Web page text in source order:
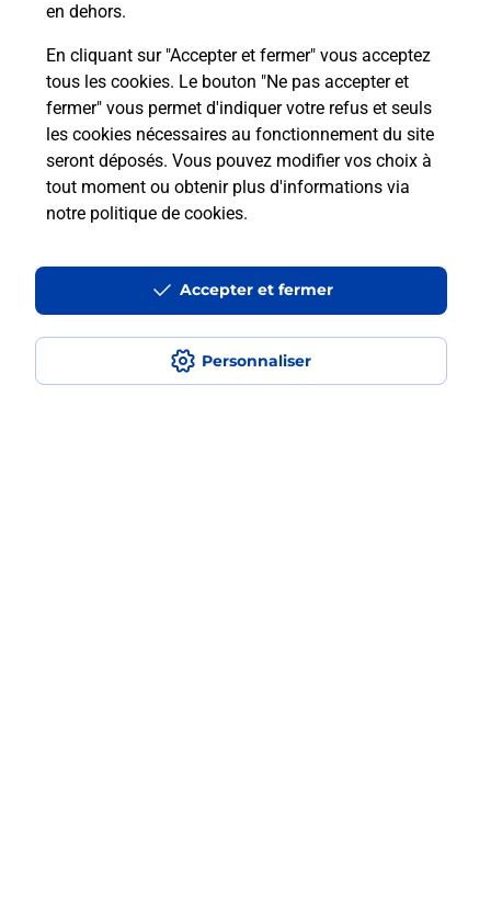
en dehors.
En cliquant sur "Accepter et fermer" vous acceptez
tous les cookies. Le bouton "Ne pas accepter et
fermer" vous permet d'indiquer votre refus et seuls
les cookies nécessaires au fonctionnement du site
seront déposés. Vous pouvez modifier vos choix à
tout moment ou obtenir plus d'informations via
notre politique de cookies.
Personnaliser
Accepter et fermer
Quel réseau utilise La Poste Mobile ?
Est-ce que je peux garder mon
numéro de mobile gratuitement ?
Est-ce que je peux bénéficier de la 5G
avec La Poste Mobile ?
à l’étranger avec La Poste Mobile ?
Est-ce que je peux payer mon
smartphone Samsung en plusieurs
fois avec La Poste Mobile ?